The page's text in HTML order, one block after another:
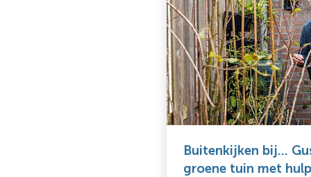
Buitenkijken bij…
groene tuin met